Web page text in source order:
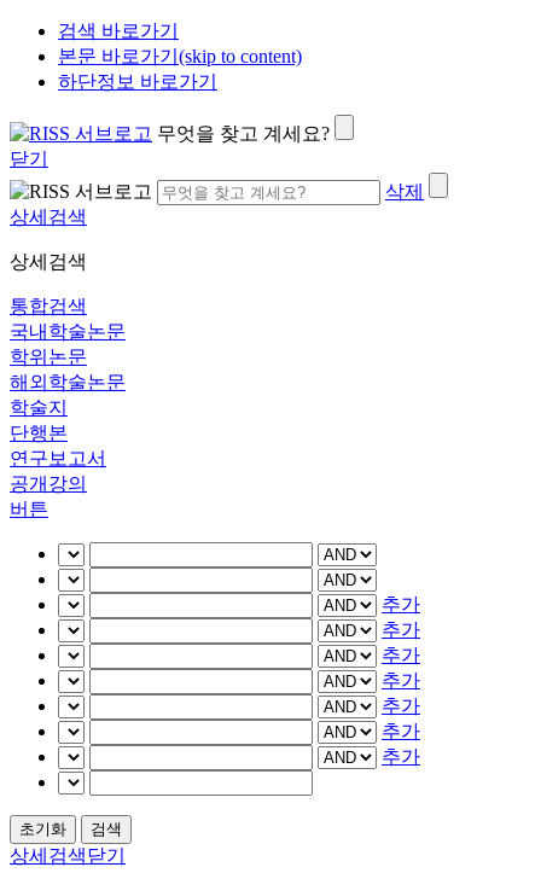
검색 바로가기
본문 바로가기(skip to content)
하단정보 바로가기
무엇을 찾고 계세요?
닫기
삭제
상세검색
상세검색
통합검색
국내학술논문
학위논문
해외학술논문
학술지
단행본
연구보고서
공개강의
버튼
추가
추가
추가
추가
추가
추가
추가
상세검색닫기